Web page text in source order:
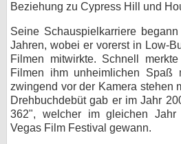
Beziehung zu Cypress Hill und
Seine Schauspielkarriere
Jahren, wobei er vorerst in Low-
Filmen mitwirkte. Schnell
Filmen ihm unheimlichen Spaß
zwingend vor der Kamera stehen
Drehbuchdebüt gab er im Jahr
362", welcher im gleichen
Vegas Film Festival gewann.